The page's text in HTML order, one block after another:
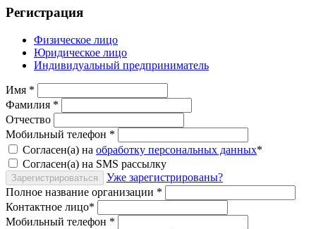
Регистрация
Физическое лицо
Юридическое лицо
Индивидуальный предприниматель
Имя *
Фамилия *
Отчество
Мобильный телефон *
Согласен(а) на обработку персональных данных*
Согласен(а) на SMS рассылку
Зарегистрироваться
Уже зарегистрированы?
Полное название организации *
Контактное лицо*
Мобильный телефон *